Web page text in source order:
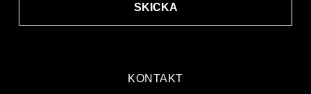
KONTAKT
SKICKA